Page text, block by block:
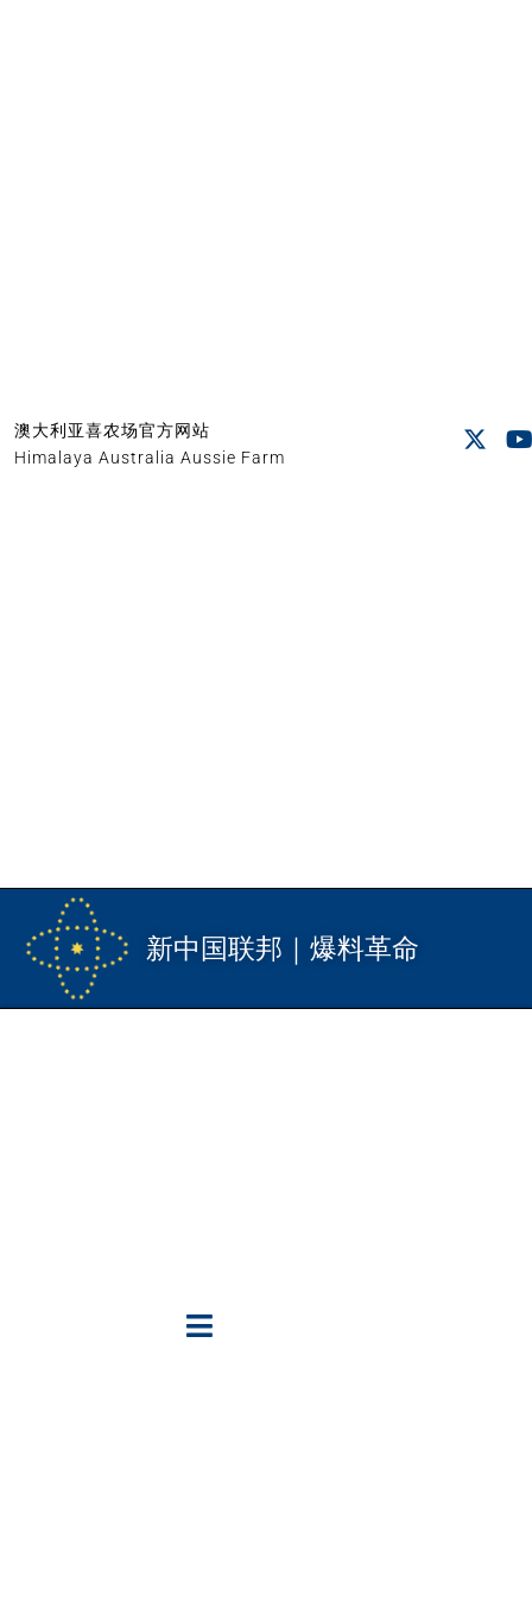
澳大利亚喜农场官方网站
Himalaya Australia Aussie Farm
新中国联邦｜爆料革命